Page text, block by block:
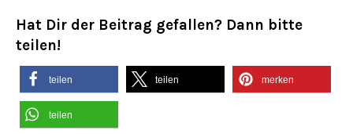
Hat Dir der Beitrag gefallen? Dann bitte
teilen!
teilen teilen merken
teilen